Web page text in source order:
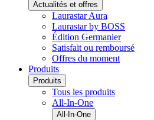
Actualités et offres
Laurastar Aura
Laurastar by BOSS
Édition Germanier
Satisfait ou remboursé
Offres du moment
Produits
Produits
Tous les produits
All-In-One
All-In-One